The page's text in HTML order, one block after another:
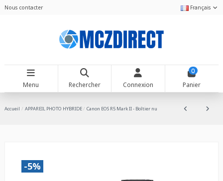
Nous contacter Français
Menu Rechercher Connexion
0
Panier
Accueil APPAREIL PHOTO HYBRIDE Canon EOS R5 Mark II - Boîtier nu
-5%